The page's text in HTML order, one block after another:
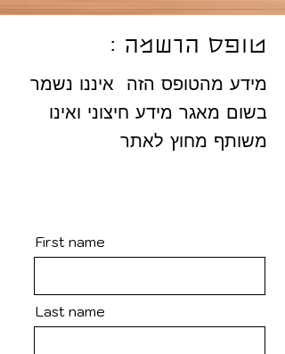
טופס הרשמה :
מידע מהטופס הזה איננו נשמר
בשום מאגר מידע חיצוני ואינו
משותף מחוץ לאתר
First name
Last name